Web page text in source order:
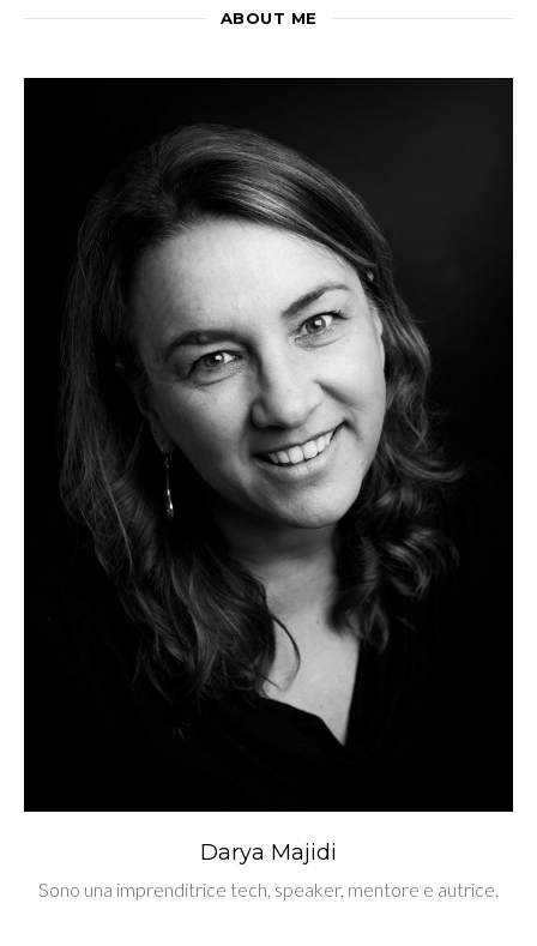
ABOUT ME
Darya Majidi
Sono una imprenditrice tech, speaker, mentore e autrice.